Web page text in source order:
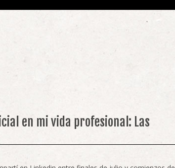
en mi vida profesional: Las